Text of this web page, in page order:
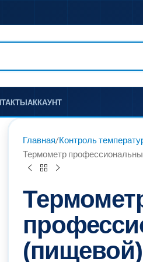
АККАУНТ
Главная Контроль
Термометр